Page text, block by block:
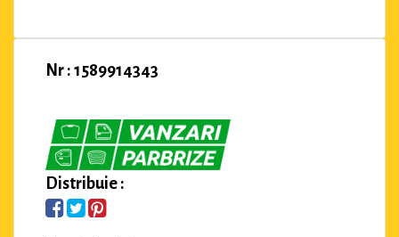
Nr : 1589914343
Distribuie :